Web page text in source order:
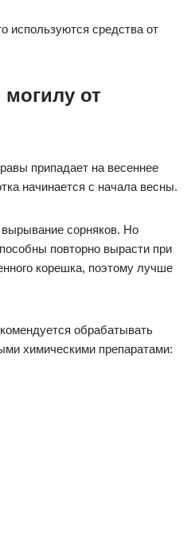
используются средства от
от
припадает на весеннее
начинается с начала весны.
сорняков. Но
повторно вырасти при
корешка, поэтому лучше
обрабатывать
химическими препаратами: